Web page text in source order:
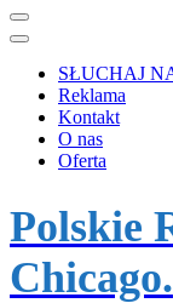
SŁUCHAJ
Reklama
Kontakt
O nas
Oferta
Polskie
Chicago.